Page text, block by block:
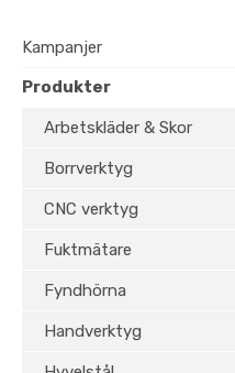
Kampanjer
Produkter
Arbetskläder & Skor
Borrverktyg
CNC verktyg
Fuktmätare
Fyndhörna
Handverktyg